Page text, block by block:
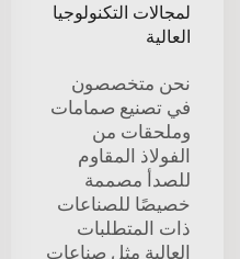
لمجالات التكنولوجيا
العالية
نحن متخصصون
في تصنيع صمامات
وملحقات من
الفولاذ المقاوم
للصدأ مصممة
خصيصًا للصناعات
ذات المتطلبات
العالية مثل صناعات